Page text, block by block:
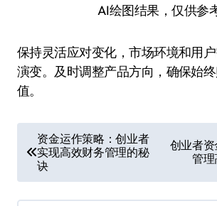
AI绘图结果，仅供参
保持灵活应对变化，市场环境和用
演变。及时调整产品方向，确保始
值。
章
导
资金运作策略：创业者
实现高效财务管理的秘
诀
创业者
管